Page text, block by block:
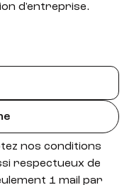
d'entreprise.
nos conditions
respectueux de
1 mail par